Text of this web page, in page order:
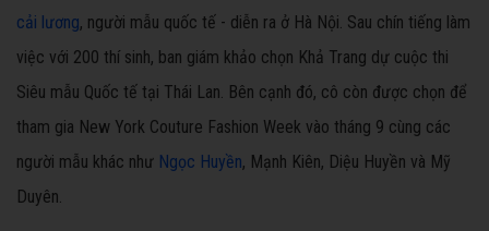
cải lương, người mẫu quốc tế - diễn ra ở Hà Nội. Sau chín tiếng làm
việc với 200 thí sinh, ban giám khảo chọn Khả Trang dự cuộc thi
Siêu mẫu Quốc tế tại Thái Lan. Bên cạnh đó, cô còn được chọn để
tham gia New York Couture Fashion Week vào tháng 9 cùng các
người mẫu khác như Ngọc Huyền, Mạnh Kiên, Diệu Huyền và Mỹ
Duyên.